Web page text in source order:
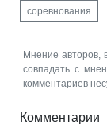
соревнования
Мнение авторов,
совпадать с
комментариев
Комментарии